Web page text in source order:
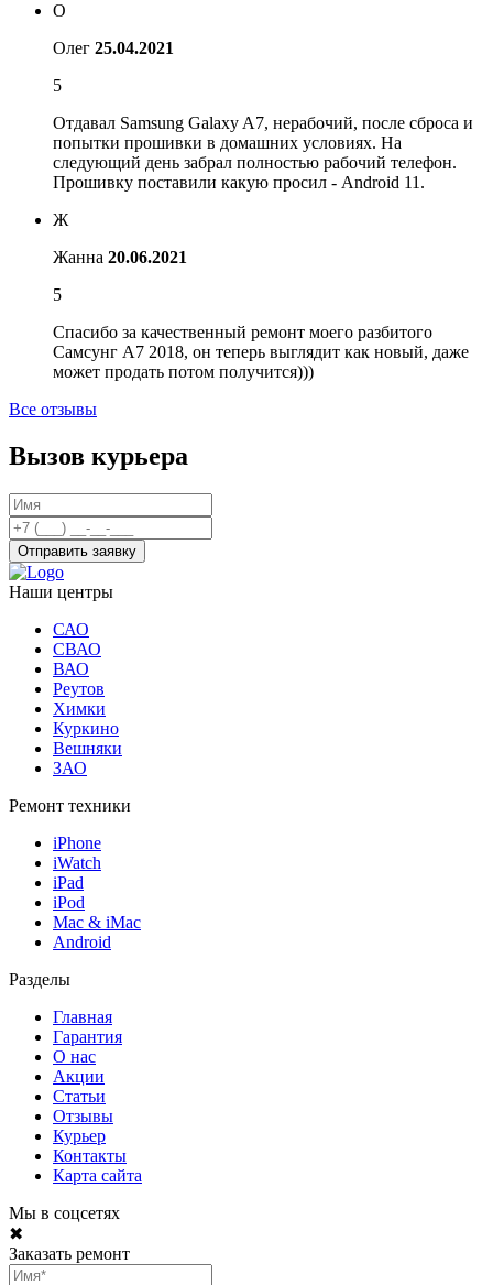
О
Олег 25.04.2021
5
Отдавал Samsung Galaxy A7, нерабочий, после сброса и
попытки прошивки в домашних условиях. На
следующий день забрал полностью рабочий телефон.
Прошивку поставили какую просил - Android 11.
Ж
Жанна 20.06.2021
5
Спасибо за качественный ремонт моего разбитого
Самсунг А7 2018, он теперь выглядит как новый, даже
может продать потом получится)))
Все отзывы
Вызов курьера
Отправить заявку
Наши центры
САО
СВАО
ВАО
Реутов
Химки
Куркино
Вешняки
ЗАО
Ремонт техники
iPhone
iWatch
iPad
iPod
Mac & iMac
Android
Разделы
Главная
Гарантия
О нас
Акции
Статьи
Отзывы
Курьер
Контакты
Карта сайта
Мы в соцсетях
✖
Заказать ремонт